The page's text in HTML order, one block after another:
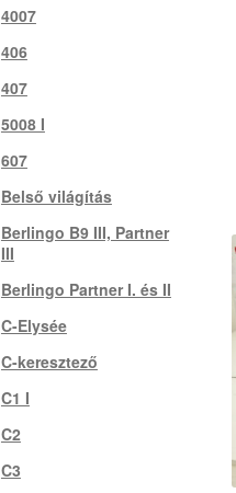
4007
406
407
5008 I
607
Belső világítás
Berlingo B9 III, Partner
III
Berlingo Partner I. és II
C-Elysée
C-keresztező
C1 I
C2
C3